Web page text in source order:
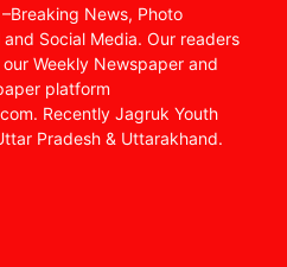
News, Photo
and Social Media. Our readers
Weekly Newspaper and
platform
Recently Jagruk Youth
Pradesh & Uttarakhand.